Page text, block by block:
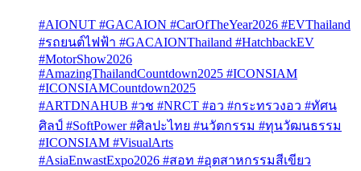
#AIONUT #GACAION #CarOfTheYear2026 #EVThailand
#รถยนต์ไฟฟ้า #GACAIONThailand #HatchbackEV
#MotorShow2026
#AmazingThailandCountdown2025 #ICONSIAM
#ICONSIAMCountdown2025
#ARTDNAHUB #วช #NRCT #อว #กระทรวงอว #ทัศน
ศิลป์ #SoftPower #ศิลปะไทย #นวัตกรรม #ทุนวัฒนธรรม
#ICONSIAM #VisualArts
#AsiaEnwastExpo2026 #สอท #อุตสาหกรรมสีเขียว